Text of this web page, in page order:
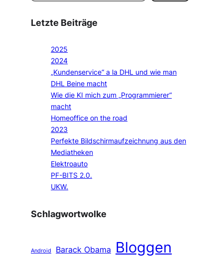
Letzte Beiträge
2025
2024
„Kundenservice“ a la DHL und wie man
DHL Beine macht
Wie die KI mich zum „Programmierer“
macht
Homeoffice on the road
2023
Perfekte Bildschirmaufzeichnung aus den
Mediatheken
Elektroauto
PF-BITS 2.0.
UKW.
Schlagwortwolke
Android Barack Obama Bloggen